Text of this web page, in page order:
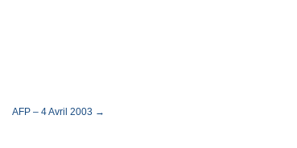
AFP – 4 Avril 2003 →